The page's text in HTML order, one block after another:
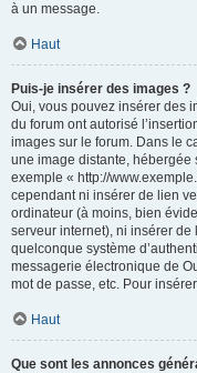
à un message.
Haut
Puis-je insérer des images ?
Oui, vous pouvez insérer des
du forum ont autorisé
images sur le forum. Dans le
une image distante, hébergée
exemple « http://
cependant ni insérer de lien
ordinateur (à moins, bien
serveur internet), ni insérer
quelconque système
messagerie électronique de
mot de passe, etc. Pour
Haut
Que sont les annonces